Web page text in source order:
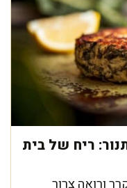
ריח של בית
ורואה צרור